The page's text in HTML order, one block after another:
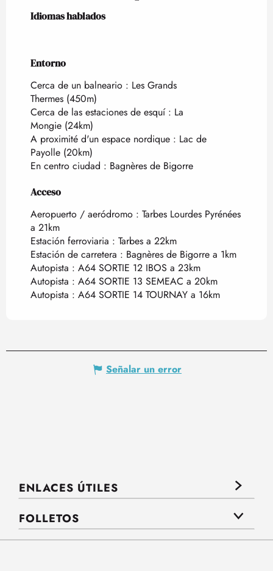
Idiomas hablados
Idiomas hablados
Entorno
Entorno
Cerca de un balneario : Les Grands
Thermes (450m)
Cerca de las estaciones de esquí : La
Mongie (24km)
A proximité d'un espace nordique : Lac de
Payolle (20km)
En centro ciudad : Bagnères de Bigorre
Acceso
Acceso
Aeropuerto / aeródromo : Tarbes Lourdes Pyrénées
a 21km
Estación ferroviaria : Tarbes a 22km
Estación de carretera : Bagnères de Bigorre a 1km
Autopista : A64 SORTIE 12 IBOS a 23km
Autopista : A64 SORTIE 13 SEMEAC a 20km
Autopista : A64 SORTIE 14 TOURNAY a 16km
Señalar un error
ENLACES ÚTILES
FOLLETOS